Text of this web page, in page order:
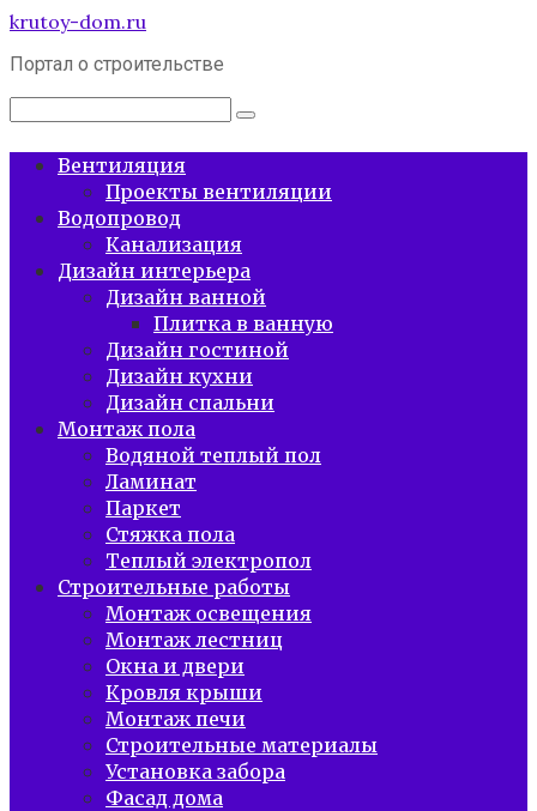
Перейти
контенту
krutoy-dom.ru
Портал о строительстве
Поиск:
Вентиляция
Проекты вентиляции
Водопровод
Канализация
Дизайн интерьера
Дизайн ванной
Плитка в ванную
Дизайн гостиной
Дизайн кухни
Дизайн спальни
Монтаж пола
Водяной теплый пол
Ламинат
Паркет
Стяжка пола
Теплый электропол
Строительные работы
Монтаж освещения
Монтаж лестниц
Окна и двери
Кровля крыши
Монтаж печи
Строительные материалы
Установка забора
Фасад дома